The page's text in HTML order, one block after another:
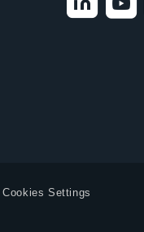
Cookies Settings